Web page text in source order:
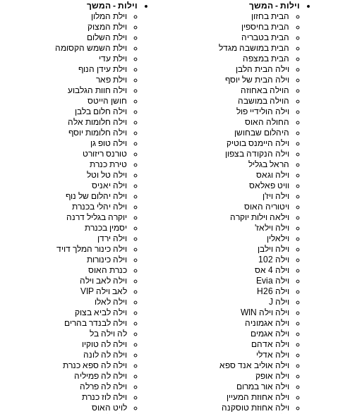
וילות - המשך
הבית בחזון
הבית בחיספין
הבית בטבריה
הבית במושבה מגדל
הבית במצפה
וילה הבית הלבן
וילה הבית של יוסף
הוילה באחוזה
הוילה במושבה
וילה הולידיי פול
החולה האוס
היהלום שבחושן
וילה היימנס בוטיק
וילה הנקודה בצפון
הראל בגליל
וילה וגאס
וויט פאלאס
וילה ויז'ן
ויטוריה האוס
וילאה וילות יוקרה
וילה וילאז'
וילאלין
וילה וילבן
וילה 102
וילה 4 אס
וילה Evia
וילה H26
וילה J
וילה וילה WIN
וילה אגמוניה
וילה אגמים
וילה אדהם
וילה אדלי
וילה אוליב אנד ספא
וילה אופק
וילה אור במרום
וילה אחוזת המעיין
וילה אחוזת טוסקנה
וילות - המשך
וילת המלון
וילת המצוק
וילת השלום
וילת השמש הקסומה
וילת עדי
וילת עידן הנוף
וילת פאר
וילה חוות הגלבוע
חושן הייטס
וילה חלום בלבן
וילה חלומות אלה
וילה חלומות יוסף
וילה טופ גן
טורנס ריזורט
טירת כנרת
וילה טל וטל
וילה יאניס
וילה יהלום של נוף
וילה יהלי בכנרת
יוקרה בגליל דרנה
יסמין בכנרת
וילה ירדן
וילה כינור המלך דויד
וילה כינורות
כנרת האוס
וילה לאב וילה
לאב וילה VIP
וילה לאלו
וילה לביא בצוק
וילה לבנדר בהרים
לה וילה בל
וילה לה טוקיו
וילה לה לונה
וילה לה ספא כנרת
וילה לה פמיליה
וילה לה פרלה
וילה לוז כנרת
לויט האוס